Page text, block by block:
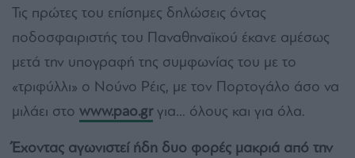
Τις πρώτες του επίσημες δηλώσεις όντας
ποδοσφαιριστής του Παναθηναϊκού έκανε αμέσως
μετά την υπογραφή της συμφωνίας του με το
«τριφύλλι» ο Νούνο Ρέις, με τον Πορτογάλο άσο να
μιλάει στο www.pao.grγια… όλους και για όλα.
Έχοντας αγωνιστεί ήδη δυο φορές μακριά από την